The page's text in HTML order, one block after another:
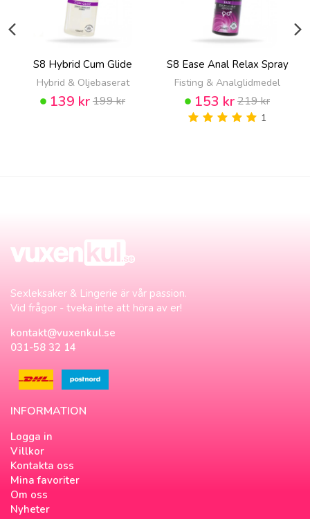
S8 Hybrid Cum Glide
Hybrid & Oljebaserat
139 kr199 kr
S8 Ease Anal Relax Spray
Fisting & Analglidmedel
153 kr219 kr
1
Sexleksaker & Lingerie är vår passion.
Vid frågor - tveka inte att höra av er!
kontakt@vuxenkul.se
031-58 32 14
INFORMATION
Logga in
Villkor
Kontakta oss
Mina favoriter
Om oss
Nyheter